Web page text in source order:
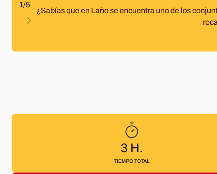
¿Sabías que en Laño se encuentra uno de los
1/5
3 H.
TIEMPO TOTAL